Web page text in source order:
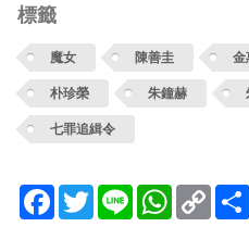
標籤
魔女 陳善圭 金
朴珍榮 朱鐘赫
七罪追緝令
Facebook
TwitterLine WhatsApp
Copy
Link